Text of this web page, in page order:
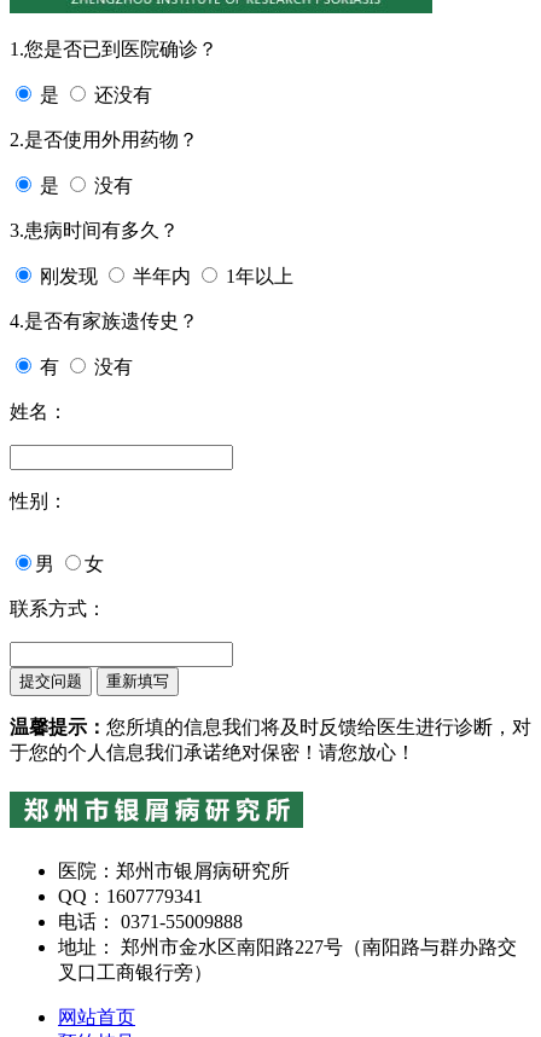
1.您是否已到医院确诊？
是 还没有
2.是否使用外用药物？
是 没有
3.患病时间有多久？
刚发现 半年内 1年以上
4.是否有家族遗传史？
有 没有
姓名：
性别：
男 女
联系方式：
温馨提示： 您所填的信息我们将及时反馈给医生进行诊断，对
于您的个人信息我们承诺绝对保密！请您放心！
医院：郑州市银屑病研究所
QQ：1607779341
电话： 0371-55009888
地址： 郑州市金水区南阳路227号（南阳路与群办路交
叉口工商银行旁）
网站首页